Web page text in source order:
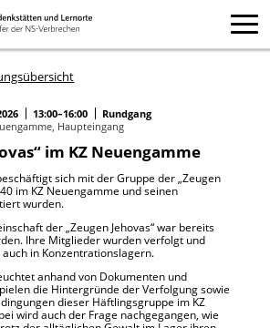
13:00–16:00
Rundgang
Haupteingang
im KZ Neuengamme
sich mit der Gruppe der „Zeugen
im KZ Neuengamme und seinen
wurden.
der „Zeugen Jehovas“ war bereits
Ihre Mitglieder wurden verfolgt und
in Konzentrationslagern.
anhand von Dokumenten und
die Hintergründe der Verfolgung sowie
dieser Häftlingsgruppe im KZ
wird auch der Frage nachgegangen, wie